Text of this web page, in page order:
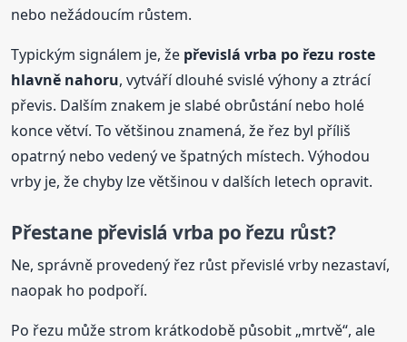
nebo nežádoucím růstem.
Typickým signálem je, že převislá vrba po řezu roste
hlavně nahoru, vytváří dlouhé svislé výhony a ztrácí
převis. Dalším znakem je slabé obrůstání nebo holé
konce větví. To většinou znamená, že řez byl příliš
opatrný nebo vedený ve špatných místech. Výhodou
vrby je, že chyby lze většinou v dalších letech opravit.
Přestane převislá vrba po řezu růst?
Ne, správně provedený řez růst převislé vrby nezastaví,
naopak ho podpoří.
Po řezu může strom krátkodobě působit „mrtvě“, ale